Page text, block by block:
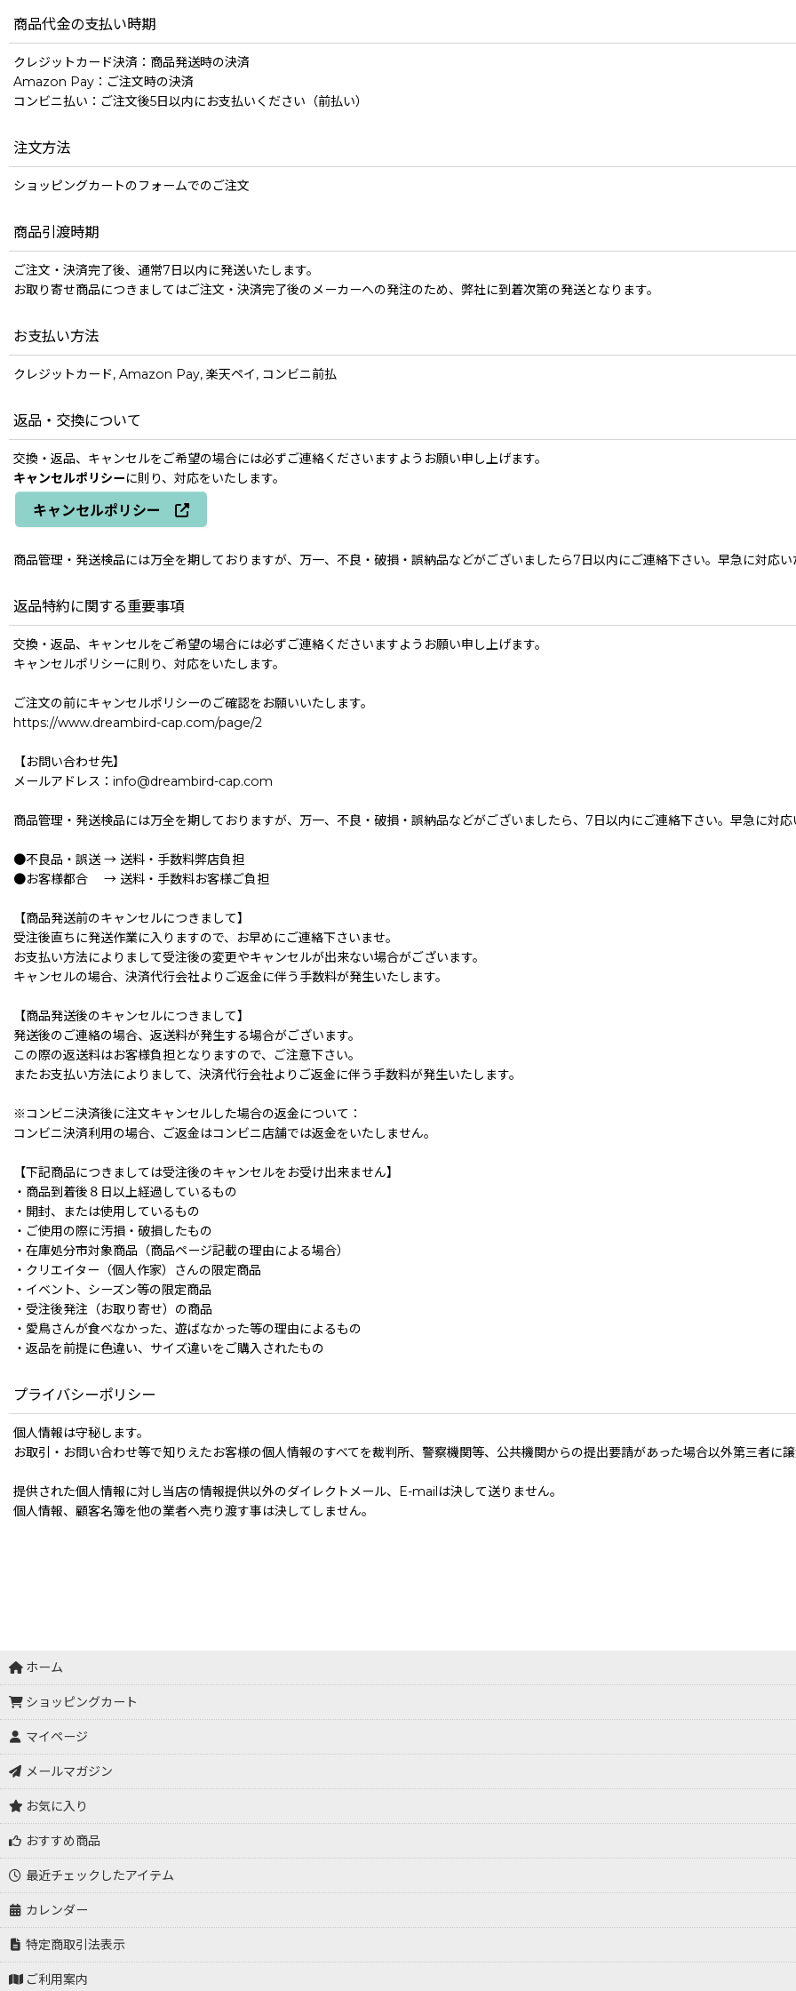
商品代金の支払い時期
クレジットカード決済：商品発送時の決済
Amazon Pay：ご注文時の決済
コンビニ払い：ご注文後5日以内にお支払いください（前払い）
注文方法
ショッピングカートのフォームでのご注文
商品引渡時期
ご注文・決済完了後、通常7日以内に発送いたします。
お取り寄せ商品につきましてはご注文・決済完了後のメーカーへの発注のため、弊社に到着次第の発送となります。
お支払い方法
クレジットカード, Amazon Pay, 楽天ペイ, コンビニ前払
返品・交換について
交換・返品、キャンセルをご希望の場合には必ずご連絡くださいますようお願い申し上げます。
キャンセルポリシーに則り、対応をいたします。
キャンセルポリシー
商品管理・発送検品には万全を期しておりますが、万一、不良・破損・誤納品などがございましたら7日以内にご連絡下さい。早急に対応い
返品特約に関する重要事項
交換・返品、キャンセルをご希望の場合には必ずご連絡くださいますようお願い申し上げます。
キャンセルポリシーに則り、対応をいたします。
ご注文の前にキャンセルポリシーのご確認をお願いいたします。
https://www.dreambird-cap.com/page/2
【お問い合わせ先】
メールアドレス：info@dreambird-cap.com
商品管理・発送検品には万全を期しておりますが、万一、不良・破損・誤納品などがございましたら、7日以内にご連絡下さい。早急に対応
●不良品・誤送 → 送料・手数料弊店負担
●お客様都合 → 送料・手数料お客様ご負担
【商品発送前のキャンセルにつきまして】
受注後直ちに発送作業に入りますので、お早めにご連絡下さいませ。
お支払い方法によりまして受注後の変更やキャンセルが出来ない場合がございます。
キャンセルの場合、決済代行会社よりご返金に伴う手数料が発生いたします。
【商品発送後のキャンセルにつきまして】
発送後のご連絡の場合、返送料が発生する場合がございます。
この際の返送料はお客様負担となりますので、ご注意下さい。
またお支払い方法によりまして、決済代行会社よりご返金に伴う手数料が発生いたします。
※コンビニ決済後に注文キャンセルした場合の返金について：
コンビニ決済利用の場合、ご返金はコンビニ店舗では返金をいたしません。
【下記商品につきましては受注後のキャンセルをお受け出来ません】
・商品到着後８日以上経過しているもの
・開封、または使用しているもの
・ご使用の際に汚損・破損したもの
・在庫処分市対象商品（商品ページ記載の理由による場合）
・クリエイター（個人作家）さんの限定商品
・イベント、シーズン等の限定商品
・受注後発注（お取り寄せ）の商品
・愛鳥さんが食べなかった、遊ばなかった等の理由によるもの
・返品を前提に色違い、サイズ違いをご購入されたもの
プライバシーポリシー
個人情報は守秘します。
お取引・お問い合わせ等で知りえたお客様の個人情報のすべてを裁判所、警察機関等、公共機関からの提出要請があった場合以外第三者に
提供された個人情報に対し当店の情報提供以外のダイレクトメール、E-mailは決して送りません。
個人情報、顧客名簿を他の業者へ売り渡す事は決してしません。
ホーム
ショッピングカート
マイページ
メールマガジン
お気に入り
おすすめ商品
最近チェックしたアイテム
カレンダー
特定商取引法表示
ご利用案内